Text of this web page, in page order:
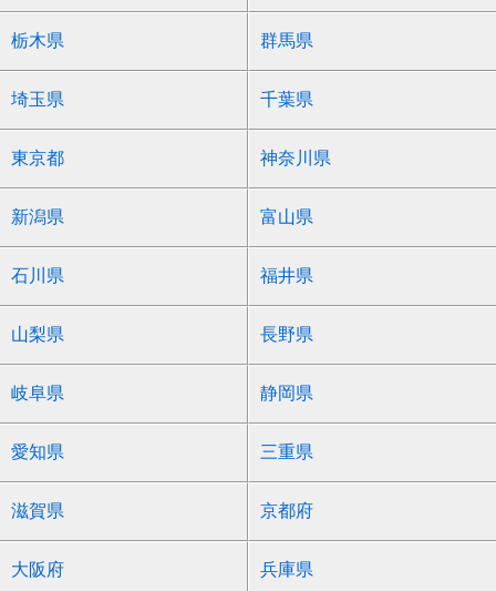
栃木県 群馬県
埼玉県 千葉県
東京都 神奈川県
新潟県 富山県
石川県 福井県
山梨県 長野県
岐阜県 静岡県
愛知県 三重県
滋賀県 京都府
大阪府 兵庫県